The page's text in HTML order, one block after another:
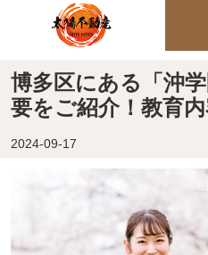
博多区にある「沖
要をご紹介！教育
2024-09-17